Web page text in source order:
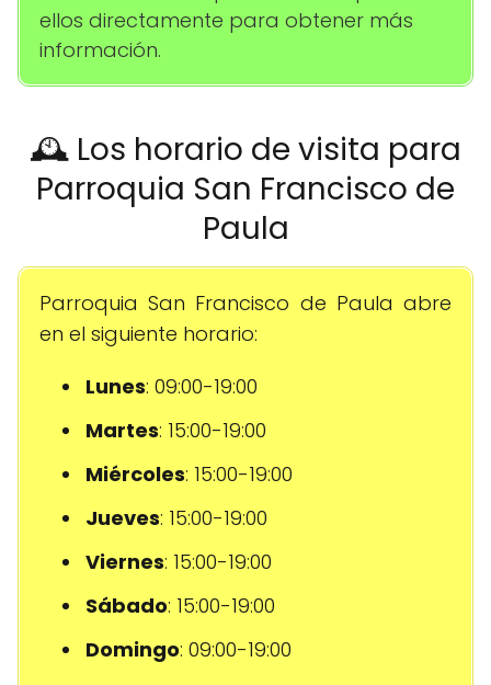
ellos directamente para obtener más
información.
🕰️ Los horario de visita para
Parroquia San Francisco de
Paula
Parroquia San Francisco de Paula abre
en el siguiente horario:
Lunes: 09:00-19:00
Martes: 15:00-19:00
Miércoles: 15:00-19:00
Jueves: 15:00-19:00
Viernes: 15:00-19:00
Sábado: 15:00-19:00
Domingo: 09:00-19:00